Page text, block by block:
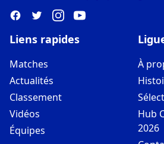
Liens rapides
Matches
Actualités
Classement
Vidéos
Équipes
À
Hub
2026